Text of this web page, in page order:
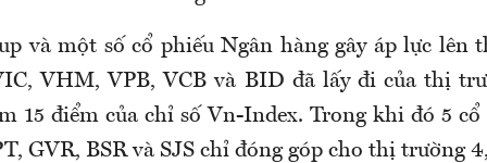
và một số cổ phiếu Ngân hàng gây áp lực lên
VHM, VPB, VCB và BID đã lấy đi của thị
15 điểm của chỉ số Vn-Index. Trong khi đó 5 cổ
GVR, BSR và SJS chỉ đóng góp cho thị trường